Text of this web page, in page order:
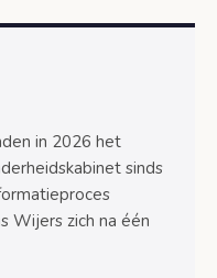
van informateurs
formateur aangesteld
en keuze voor
voor
in 2026 het
sinds
Wijers zich na één